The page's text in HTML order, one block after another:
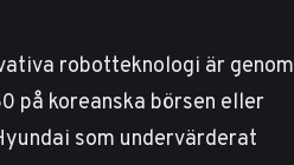
robotteknologi är genom
på koreanska börsen eller
som undervärderat